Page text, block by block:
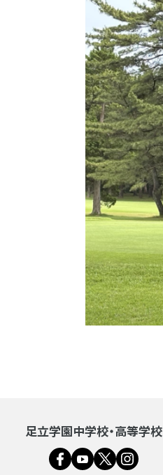
足立学園中学校・高等学校